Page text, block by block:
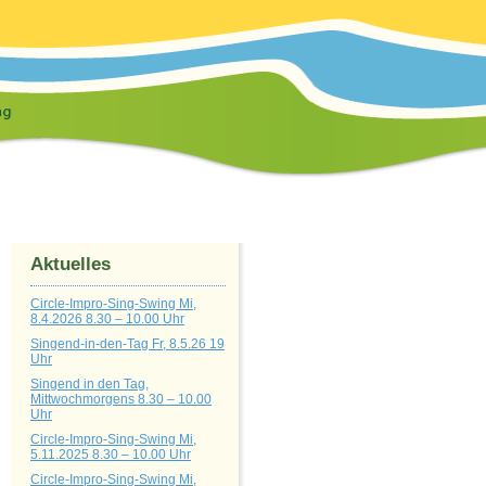
Aktuelles
Circle-Impro-Sing-Swing Mi,
8.4.2026 8.30 – 10.00 Uhr
Singend-in-den-Tag Fr, 8.5.26 19
Uhr
Singend in den Tag,
Mittwochmorgens 8.30 – 10.00
Uhr
Circle-Impro-Sing-Swing Mi,
5.11.2025 8.30 – 10.00 Uhr
Circle-Impro-Sing-Swing Mi,